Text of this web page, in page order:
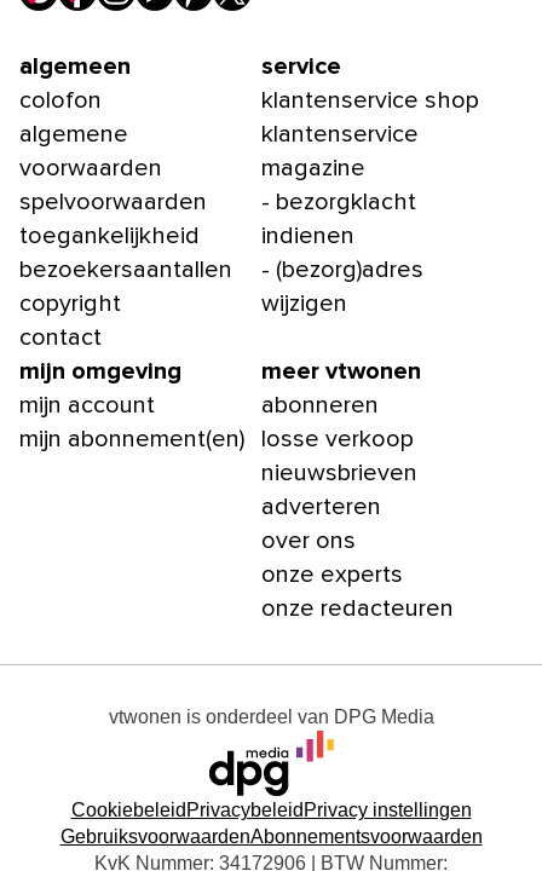
algemeen
colofon
algemene
voorwaarden
spelvoorwaarden
toegankelijkheid
bezoekersaantallen
copyright
contact
service
klantenservice shop
klantenservice
magazine
- bezorgklacht
indienen
- (bezorg)adres
wijzigen
mijn omgeving
mijn account
mijn abonnement(en)
meer vtwonen
abonneren
losse verkoop
nieuwsbrieven
adverteren
over ons
onze experts
onze redacteuren
vtwonen is onderdeel van DPG Media
Cookiebeleid Privacybeleid Privacy instellingen
GebruiksvoorwaardenAbonnementsvoorwaarden
KvK Nummer: 34172906 | BTW Nummer: